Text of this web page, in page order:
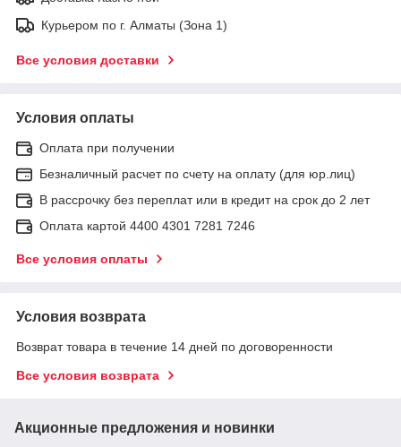
Курьером по г. Алматы (Зона 1)
Все условия доставки
Условия оплаты
Оплата при получении
Безналичный расчет по счету на оплату (для юр.лиц)
В рассрочку без переплат или в кредит на срок до 2 лет
Оплата картой 4400 4301 7281 7246
Все условия оплаты
Условия возврата
Возврат товара в течение 14 дней по договоренности
Все условия возврата
Акционные предложения и новинки